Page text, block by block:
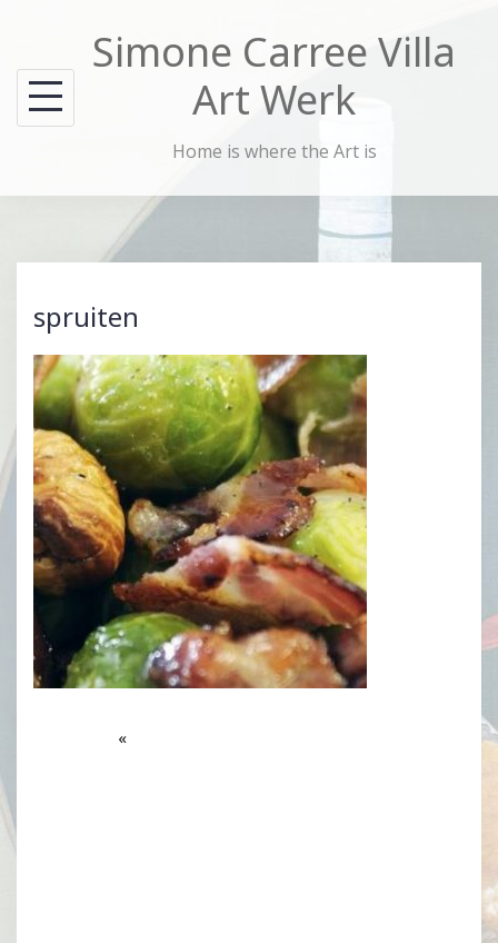
content
Simone Carree Villa
Art Werk
Home is where the Art is
spruiten